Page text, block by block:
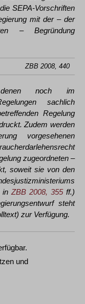
SEPA-Vorschriften
mit der – der
– Begründung
ZBB 2008, 440
denen noch im
sachlich
Regelung
Zudem werden
vorgesehenen
zugeordneten –
soweit sie von den
in ZBB 2008, 355ff.)
steht
zur Verfügung.
und